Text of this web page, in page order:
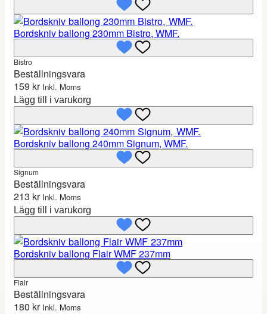
Bordskniv ballong 230mm Bistro, WMF.
Bistro
Beställningsvara
159 kr Inkl. Moms
Lägg till i varukorg
Bordskniv ballong 240mm Signum, WMF.
Signum
Beställningsvara
213 kr Inkl. Moms
Lägg till i varukorg
Bordskniv ballong Flair WMF 237mm
Flair
Beställningsvara
180 kr Inkl. Moms